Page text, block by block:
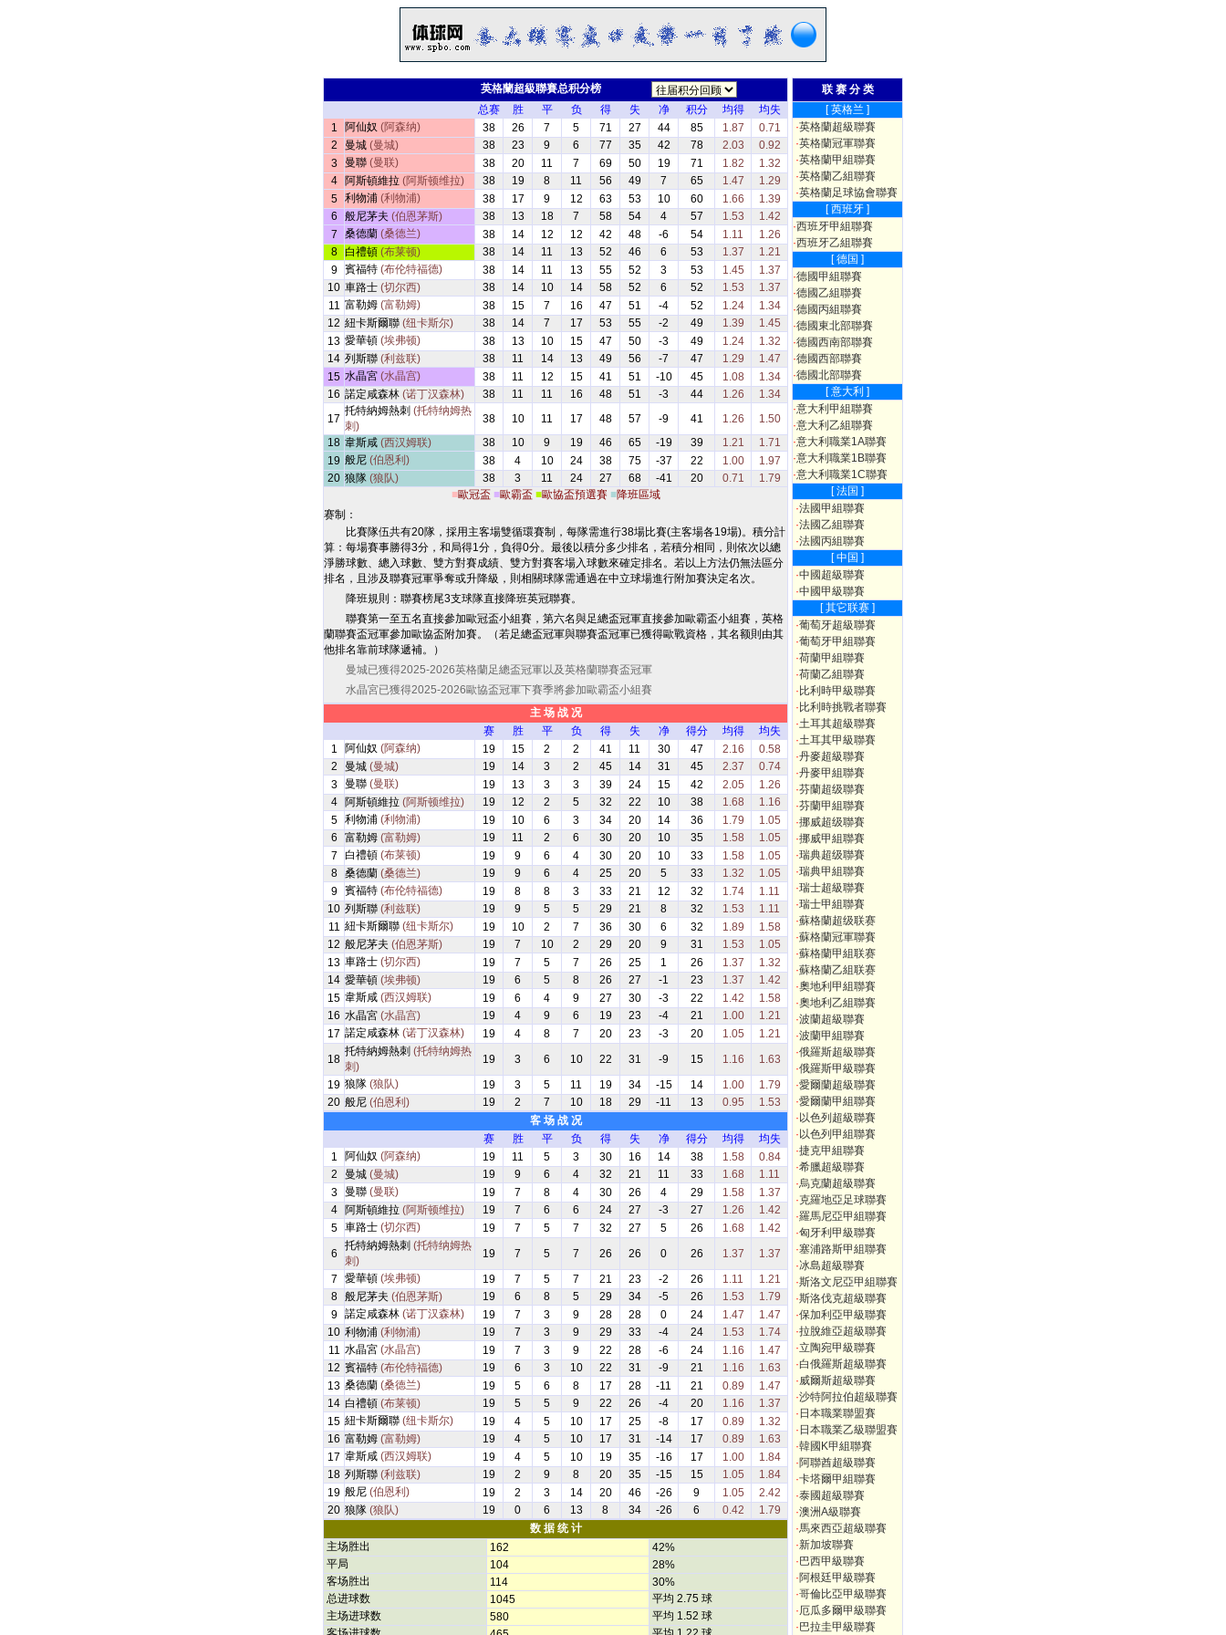
英格蘭超級聯賽总积分榜
总赛
胜 平 负 得 失 净 积分 均得
均失
1
阿仙奴 (阿森纳) 38 26 7 5 71 27 44 85 1.87
0.71
2
曼城 (曼城) 38 23 9 6 77 35 42 78 2.03
0.92
3
曼聯 (曼联) 38 20 11 7 69 50 19 71 1.82
1.32
4
阿斯頓維拉 (阿斯顿维拉) 38 19 8 11 56 49 7 65 1.47
1.29
5
利物浦 (利物浦) 38 17 9 12 63 53 10 60 1.66
1.39
6
般尼茅夫 (伯恩茅斯) 38 13 18 7 58 54 4 57 1.53
1.42
7
桑德蘭 (桑德兰) 38 14 12 12 42 48 -6 54 1.11
1.26
8
白禮頓 (布莱顿) 38 14 11 13 52 46 6 53 1.37
1.21
9
賓福特 (布伦特福德) 38 14 11 13 55 52 3 53 1.45
1.37
10 車路士 (切尔西) 38 14 10 14 58 52 6 52 1.53
1.37
11 富勒姆 (富勒姆) 38 15 7 16 47 51 -4 52 1.24
1.34
12 紐卡斯爾聯 (纽卡斯尔) 38 14 7 17 53 55 -2 49 1.39
1.45
13 愛華頓 (埃弗顿) 38 13 10 15 47 50 -3 49 1.24
1.32
14 列斯聯 (利兹联) 38 11 14 13 49 56 -7 47 1.29
1.47
15 水晶宮 (水晶宫) 38 11 12 15 41 51 -10 45 1.08
1.34
16 諾定咸森林 (诺丁汉森林) 38 11 11 16 48 51 -3 44 1.26
1.34
17
托特納姆熱刺 (托特纳姆热
刺)
38 10 11 17 48 57 -9 41 1.26
1.50
18 韋斯咸 (西汉姆联) 38 10 9 19 46 65 -19 39 1.21
1.71
19 般尼 (伯恩利) 38 4 10 24 38 75 -37 22 1.00
1.97
20 狼隊 (狼队) 38 3 11 24 27 68 -41 20 0.71
1.79
■歐冠盃 ■歐霸盃 ■歐協盃預選賽 ■降班區域
赛制：
比賽隊伍共有20隊，採用主客場雙循環賽制，每隊需進行38場比賽(主客場各19場)。積分計
算：每場賽事勝得3分，和局得1分，負得0分。最後以積分多少排名，若積分相同，則依次以總
淨勝球數、總入球數、雙方對賽成績、雙方對賽客場入球數來確定排名。若以上方法仍無法區分
排名，且涉及聯賽冠軍爭奪或升降級，則相關球隊需通過在中立球場進行附加賽決定名次。
降班規則：聯賽榜尾3支球隊直接降班英冠聯賽。
聯賽第一至五名直接參加歐冠盃小組賽，第六名與足總盃冠軍直接參加歐霸盃小組賽，英格
蘭聯賽盃冠軍參加歐協盃附加賽。（若足總盃冠軍與聯賽盃冠軍已獲得歐戰資格，其名额則由其
他排名靠前球隊遞補。）
曼城已獲得2025-2026英格蘭足總盃冠軍以及英格蘭聯賽盃冠軍
水晶宮已獲得2025-2026歐協盃冠軍下賽季將參加歐霸盃小組賽
主 场 战 况
赛
胜 平 负 得 失 净 得分 均得
均失
1
阿仙奴 (阿森纳) 19 15 2 2 41 11 30 47 2.16
0.58
2
曼城 (曼城) 19 14 3 2 45 14 31 45 2.37
0.74
3
曼聯 (曼联) 19 13 3 3 39 24 15 42 2.05
1.26
4
阿斯頓維拉 (阿斯顿维拉) 19 12 2 5 32 22 10 38 1.68
1.16
5
利物浦 (利物浦) 19 10 6 3 34 20 14 36 1.79
1.05
6
富勒姆 (富勒姆) 19 11 2 6 30 20 10 35 1.58
1.05
7
白禮頓 (布莱顿) 19 9 6 4 30 20 10 33 1.58
1.05
8
桑德蘭 (桑德兰) 19 9 6 4 25 20 5 33 1.32
1.05
9
賓福特 (布伦特福德) 19 8 8 3 33 21 12 32 1.74
1.11
10 列斯聯 (利兹联) 19 9 5 5 29 21 8 32 1.53
1.11
11 紐卡斯爾聯 (纽卡斯尔) 19 10 2 7 36 30 6 32 1.89
1.58
12 般尼茅夫 (伯恩茅斯) 19 7 10 2 29 20 9 31 1.53
1.05
13 車路士 (切尔西) 19 7 5 7 26 25 1 26 1.37
1.32
14 愛華頓 (埃弗顿) 19 6 5 8 26 27 -1 23 1.37
1.42
15 韋斯咸 (西汉姆联) 19 6 4 9 27 30 -3 22 1.42
1.58
16 水晶宮 (水晶宫) 19 4 9 6 19 23 -4 21 1.00
1.21
17 諾定咸森林 (诺丁汉森林) 19 4 8 7 20 23 -3 20 1.05
1.21
18
托特納姆熱刺 (托特纳姆热
刺)
19 3 6 10 22 31 -9 15 1.16
1.63
19 狼隊 (狼队) 19 3 5 11 19 34 -15 14 1.00
1.79
20 般尼 (伯恩利) 19 2 7 10 18 29 -11 13 0.95
1.53
客 场 战 况
赛
胜 平 负 得 失 净 得分 均得
均失
1
阿仙奴 (阿森纳) 19 11 5 3 30 16 14 38 1.58
0.84
2
曼城 (曼城) 19 9 6 4 32 21 11 33 1.68
1.11
3
曼聯 (曼联) 19 7 8 4 30 26 4 29 1.58
1.37
4
阿斯頓維拉 (阿斯顿维拉) 19 7 6 6 24 27 -3 27 1.26
1.42
5
車路士 (切尔西) 19 7 5 7 32 27 5 26 1.68
1.42
6
托特納姆熱刺 (托特纳姆热
刺)
19 7 5 7 26 26 0 26 1.37
1.37
7
愛華頓 (埃弗顿) 19 7 5 7 21 23 -2 26 1.11
1.21
8
般尼茅夫 (伯恩茅斯) 19 6 8 5 29 34 -5 26 1.53
1.79
9
諾定咸森林 (诺丁汉森林) 19 7 3 9 28 28 0 24 1.47
1.47
10 利物浦 (利物浦) 19 7 3 9 29 33 -4 24 1.53
1.74
11 水晶宮 (水晶宫) 19 7 3 9 22 28 -6 24 1.16
1.47
12 賓福特 (布伦特福德) 19 6 3 10 22 31 -9 21 1.16
1.63
13 桑德蘭 (桑德兰) 19 5 6 8 17 28 -11 21 0.89
1.47
14 白禮頓 (布莱顿) 19 5 5 9 22 26 -4 20 1.16
1.37
15 紐卡斯爾聯 (纽卡斯尔) 19 4 5 10 17 25 -8 17 0.89
1.32
16 富勒姆 (富勒姆) 19 4 5 10 17 31 -14 17 0.89
1.63
17 韋斯咸 (西汉姆联) 19 4 5 10 19 35 -16 17 1.00
1.84
18 列斯聯 (利兹联) 19 2 9 8 20 35 -15 15 1.05
1.84
19 般尼 (伯恩利) 19 2 3 14 20 46 -26 9 1.05
2.42
20 狼隊 (狼队) 19 0 6 13 8 34 -26 6 0.42
1.79
数 据 统 计
主场胜出
162
42%
平局
104
28%
客场胜出
114
30%
总进球数
1045
平均 2.75 球
主场进球数
580
平均 1.52 球
联 赛 分 类
[ 英格兰 ]
·英格蘭超級聯賽
·英格蘭冠軍聯賽
·英格蘭甲組聯賽
·英格蘭乙組聯賽
·英格蘭足球協會聯賽
[ 西班牙 ]
·西班牙甲組聯賽
·西班牙乙組聯賽
[ 德国 ]
·德國甲組聯賽
·德國乙組聯賽
·德國丙組聯賽
·德國東北部聯賽
·德國西南部聯賽
·德國西部聯賽
·德國北部聯賽
[ 意大利 ]
·意大利甲組聯賽
·意大利乙組聯賽
·意大利職業1A聯賽
·意大利職業1B聯賽
·意大利職業1C聯賽
[ 法国 ]
·法國甲組聯賽
·法國乙組聯賽
·法國丙組聯賽
[ 中国 ]
·中國超級聯賽
·中國甲級聯賽
[ 其它联赛 ]
·葡萄牙超級聯賽
·葡萄牙甲組聯賽
·荷蘭甲組聯賽
·荷蘭乙組聯賽
· 比利時甲級聯賽
· 比利時挑戰者聯賽
·土耳其超級聯賽
·土耳其甲級聯賽
·丹麥超級聯賽
·丹麥甲組聯賽
·芬蘭超级聯賽
·芬蘭甲組聯賽
·挪威超级聯賽
·挪威甲組聯賽
·瑞典超级聯賽
·瑞典甲組聯賽
·瑞士超級聯賽
·瑞士甲組聯賽
·蘇格蘭超级联赛
·蘇格蘭冠軍聯賽
·蘇格蘭甲組联赛
·蘇格蘭乙組联赛
·奧地利甲組聯賽
·奧地利乙組聯賽
·波蘭超級聯賽
·波蘭甲組聯賽
·俄羅斯超級聯賽
·俄羅斯甲級聯賽
·愛爾蘭超級聯賽
·愛爾蘭甲組聯賽
· 以色列超級聯賽
· 以色列甲組聯賽
·捷克甲組聯賽
·希臘超級聯賽
·烏克蘭超級聯賽
·克羅地亞足球聯賽
·羅馬尼亞甲組聯賽
·匈牙利甲級聯賽
·塞浦路斯甲組聯賽
·冰島超級聯賽
·斯洛文尼亞甲組聯賽
·斯洛伐克超級聯賽
·保加利亞甲級聯賽
·拉脫維亞超級聯賽
·立陶宛甲級聯賽
·白俄羅斯超級聯賽
·威爾斯超級聯賽
·沙特阿拉伯超級聯賽
· 日本職業聯盟賽
· 日本職業乙級聯盟賽
·韓國K甲組聯賽
·阿聯酋超級聯賽
·卡塔爾甲組聯賽
·泰國超級聯賽
·澳洲A級聯賽
·馬來西亞超級聯賽
·新加坡聯賽
· 巴西甲級聯賽
·阿根廷甲級聯賽
·哥倫比亞甲級聯賽
·厄瓜多爾甲級聯賽
· 巴拉圭甲級聯賽